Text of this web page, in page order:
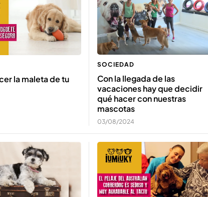
la maleta de tu
SOCIEDAD
Con la llegada de las
vacaciones hay que decidir
qué hacer con nuestras
mascotas
03/08/2024